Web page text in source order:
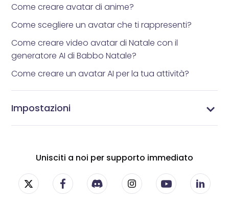
Come creare avatar di anime?
Come scegliere un avatar che ti rappresenti?
Come creare video avatar di Natale con il
generatore AI di Babbo Natale?
Come creare un avatar AI per la tua attività?
Impostazioni
Unisciti a noi per supporto immediato